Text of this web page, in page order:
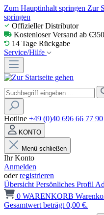
Zum Hauptinhalt springen Zur
springen
Offizieller Distributor
Kostenloser Versand ab €350
14 Tage Rückgabe
Service/Hilfe
Hotline +49 (0)40 696 66 77 90
KONTO
Menü schließen
Ihr Konto
Anmelden
oderregistrieren
Übersicht Persönliches Profil
0 WARENKORB
Gesamtwert beträgt 0,00 €.